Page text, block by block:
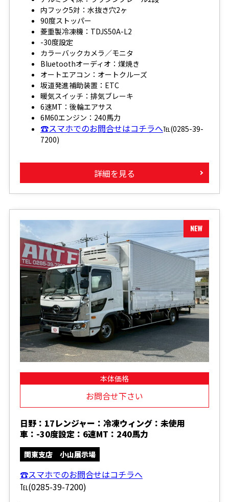
内フック5対：水抜き穴2ヶ
90度ストッパー
菱重製冷凍機：TDJS50A-L2
-30度設定
カラーバックカメラ／モニタ
Bluetoothオーディオ：煤焼き
オートエアコン：オートクルーズ
坂道発進補助装置：ETC
暖気スイッチ：排気ブレーキ
6速MT：後輪エアサス
6M60エンジン：240馬力
☎スマホでのお問合せはコチラへ℡(0285-39-
7200)
詳細を見る
本体価格
お問合せ下さい
日野：17レンジャー：冷凍ウィング：未使用
車：-30度設定：6速MT：240馬力
関東支店 小山展示場
☎スマホでのお問合せはコチラへ
℡(0285-39-7200)